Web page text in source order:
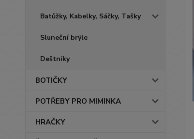
Batůžky, Kabelky, Sáčky, Tašky
Sluneční brýle
Deštníky
BOTIČKY
POTŘEBY PRO MIMINKA
HRAČKY